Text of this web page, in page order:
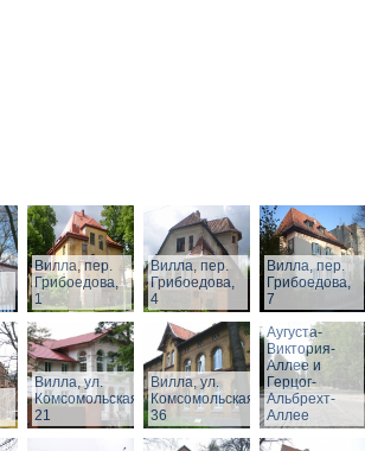
Вилла, пер.
Грибоедова,
1
Вилла, пер.
Грибоедова,
4
Вилла, пер.
Грибоедова,
7
Вилла, ул.
Комсомольская,
21
Вилла, ул.
Комсомольская,
36
Виллы по
Аугуста-
Виктория-
Аллее и
Герцог-
Альбрехт-
Аллее